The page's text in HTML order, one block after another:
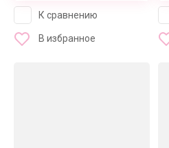
К сравнению
В избранное